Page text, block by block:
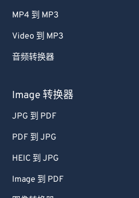
MP4 到 MP3
Video 到 MP3
音频转换器
Image 转换器
JPG 到 PDF
PDF 到 JPG
HEIC 到 JPG
Image 到 PDF